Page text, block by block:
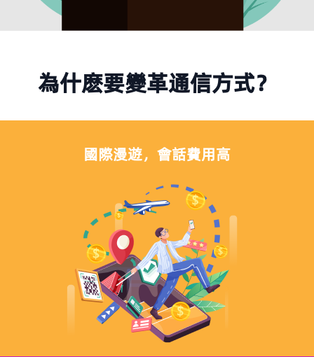
為什麽要變革通信方式？
國際漫遊，會話費用高